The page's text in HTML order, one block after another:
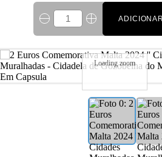
Loading zoom